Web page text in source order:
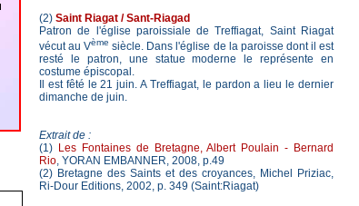
(2) Saint Riagat / Sant-Riagad
Patron de l'église paroissiale de Treffiagat, Saint Riagat
vécut au Vème siècle. Dans l'église de la paroisse dont il est
resté le patron, une statue moderne le représente en
costume épiscopal.
Il est fêté le 21 juin. A Treffiagat, le pardon a lieu le dernier
dimanche de juin.
Extrait de :
(1) Les Fontaines de Bretagne, Albert Poulain - Bernard
Rio, YORAN EMBANNER, 2008, p.49
(2) Bretagne des Saints et des croyances, Michel Priziac,
Ri-Dour Editions, 2002, p. 349 (Saint:Riagat)